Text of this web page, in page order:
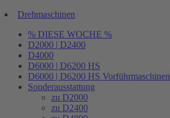
Drehmaschinen
% DIESE WOCHE %
D2000 | D2400
D4000
D6000 | D6200 HS
D6000 | D6200 HS Vorführmaschinen
Sonderausstattung
zu D2000
zu D2400